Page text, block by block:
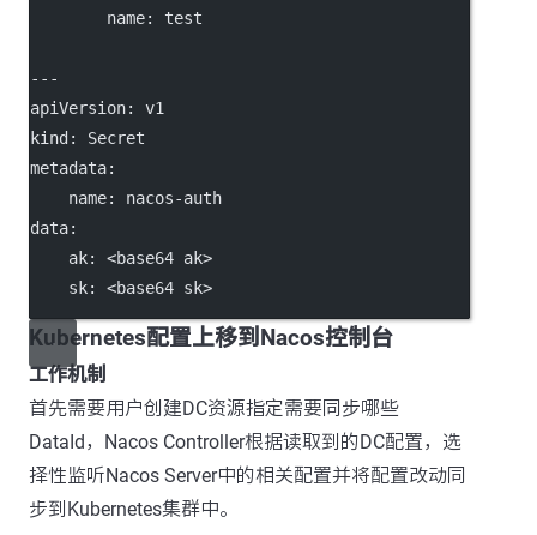
        name: test
---
apiVersion: v1
kind : Secret
metadata:
name: nacos-auth
data:
ak: <base64 ak>
sk: <base64 sk>
Kubernetes配置上移到Nacos控制台
工作机制
首先需要用户创建DC资源指定需要同步哪些
DataId，Nacos Controller根据读取到的DC配置，选
择性监听Nacos Server中的相关配置并将配置改动同
步到Kubernetes集群中。